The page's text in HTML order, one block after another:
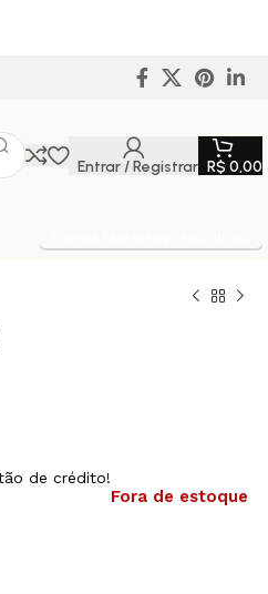
Entrar / Registrar R$ 0,00
de crédito!
Fora de estoque